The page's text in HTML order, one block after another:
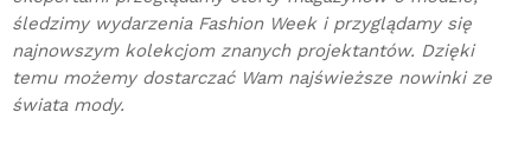
śledzimy wydarzenia Fashion Week i przyglądamy się
najnowszym kolekcjom znanych projektantów. Dzięki
temu możemy dostarczać Wam najświeższe nowinki ze
świata mody.